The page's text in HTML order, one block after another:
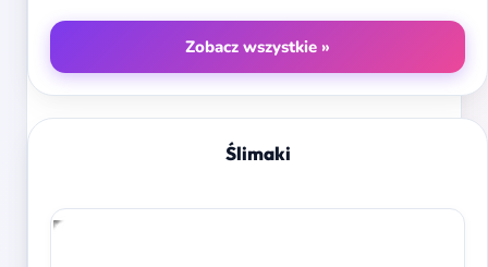
Zobacz wszystkie »
Ślimaki